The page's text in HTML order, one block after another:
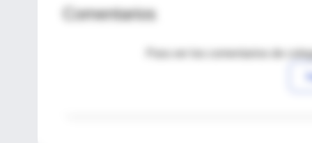
Comentarios
Para ver los comentarios de